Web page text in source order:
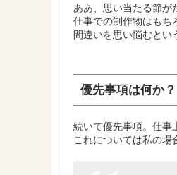
ああ、思い当たる節が
仕事での制作物はもち
間違いを思い悩むとい
優先事項は何か？
続いて優先事項。仕事
これについては私の場